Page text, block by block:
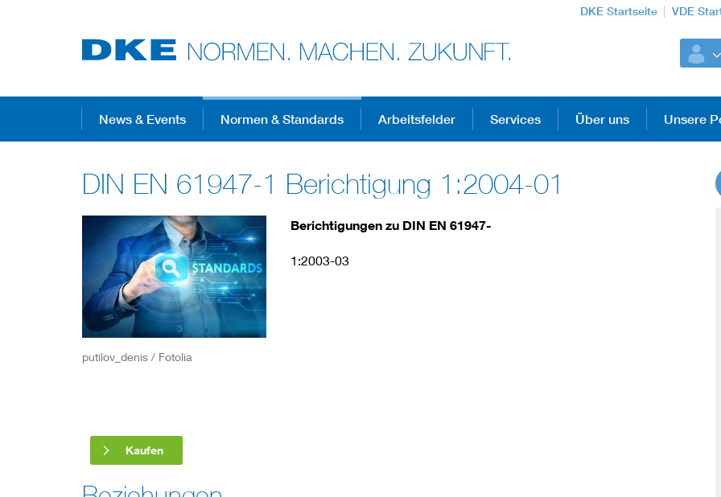
DKE Startseite VDE
Top-Themen
VDE Fokusthemen
Digital Security
Energy
Health
Mobility
DKE Fachinformationen im Kontext der
News & Events Normen & Standards Arbeitsfelder Services Über uns Unsere
DIN EN 61947-1 Berichtigung 1:2004-01
putilov_denis / Fotolia
Berichtigungen zu DIN EN 61947-
1:2003-03
Kaufen